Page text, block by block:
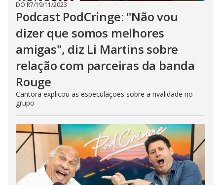
DO R7/19/11/2023
Podcast PodCringe: "Não vou
dizer que somos melhores
amigas", diz Li Martins sobre
relação com parceiras da banda
Rouge
Cantora explicou as especulações sobre a rivalidade no
grupo